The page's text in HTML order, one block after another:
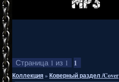
Страница 1 из 1 1
Коллекция»Коверный раздел /Cover